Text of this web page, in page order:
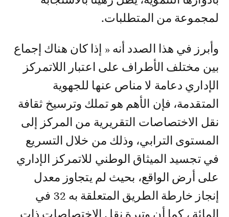
لمجموعة من المتطلبات.
وأبرز في هذا الصدد أنه « إذا كان هناك إجماع
بين مختلف الأطراف على اعتبار اللاتمركز
الإداري دعامة لا مناص عنها للجهوية
المتقدمة، فإن الأهم هو تملك وترسيخ ثقافة
نقل الاختصاصات التقريرية من المركز إلى
المستوى الترابي، وذلك من خلال التسريع
في تجسيد الميثاق الوطني للاتمركز الإداري
على أرض الواقع، بحيث لم يتجاوز معدل
إنجاز خارطة الطريق المتعلقة به 32 في